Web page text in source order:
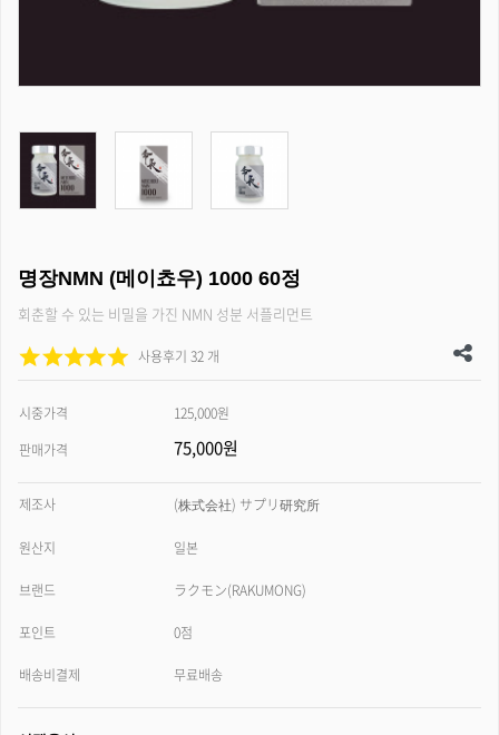
명장NMN (메이쵸우) 1000 60정
회춘할 수 있는 비밀을 가진 NMN 성분 서플리먼트
사용후기 32 개
시중가격
125,000원
판매가격
75,000원
제조사 (株式会社) サプリ研究所
원산지 일본
브랜드 ラクモン(RAKUMONG)
포인트 0점
배송비결제 무료배송